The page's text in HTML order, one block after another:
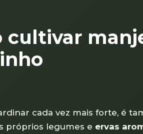
cultivar
cada vez mais forte, é
próprios legumes e ervas